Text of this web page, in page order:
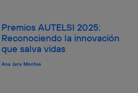
Premios AUTELSI 2025:
Reconociendo la innovación
que salva vidas
Ana Jara Montes